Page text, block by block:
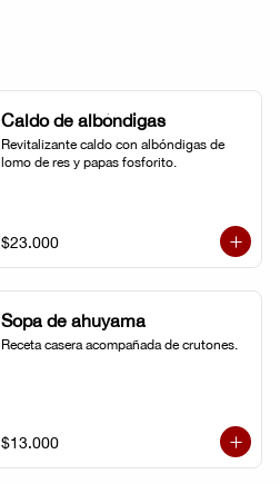
Caldo de albóndigas
Revitalizante caldo con albóndigas de
lomo de res y papas fosforito.
$23.000
Sopa de ahuyama
Receta casera acompañada de crutones.
$13.000